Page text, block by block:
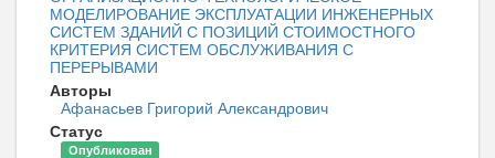
МОДЕЛИРОВАНИЕ ЭКСПЛУАТАЦИИ ИНЖЕНЕРНЫХ
СИСТЕМ ЗДАНИЙ С ПОЗИЦИЙ СТОИМОСТНОГО
КРИТЕРИЯ СИСТЕМ ОБСЛУЖИВАНИЯ С
ПЕРЕРЫВАМИ
Авторы
Афанасьев Григорий Александрович
Статус
Опубликован